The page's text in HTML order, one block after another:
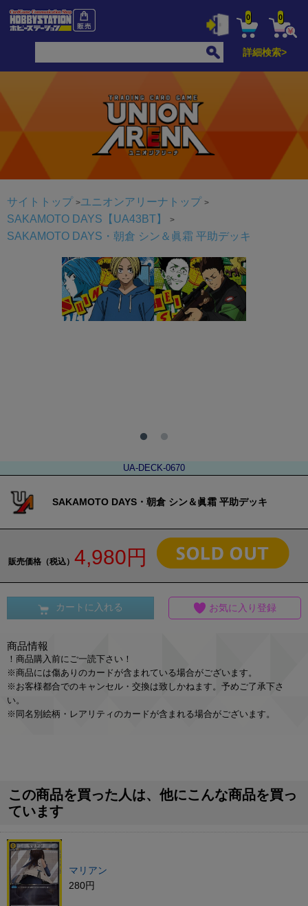
0 0
詳細検索>
サイトトップ
ユニオンアリーナトップ
SAKAMOTO DAYS【UA43BT】
SAKAMOTO DAYS・朝倉 シン＆眞霜 平助デッキ
UA-DECK-0670
SAKAMOTO DAYS・朝倉 シン＆眞霜 平助デッキ
販売価格（税込） 4,980円
カートに入れる お気に入り登録
商品情報
！商品購入前にご一読下さい！
※商品には傷ありのカードが含まれている場合がございます。
※お客様都合でのキャンセル・交換は致しかねます。予めご了承下さ
い。
※同名別絵柄・レアリティのカードが含まれる場合がございます。
この商品を買った人は、他にこんな商品を買っ
ています
マリアン
280円